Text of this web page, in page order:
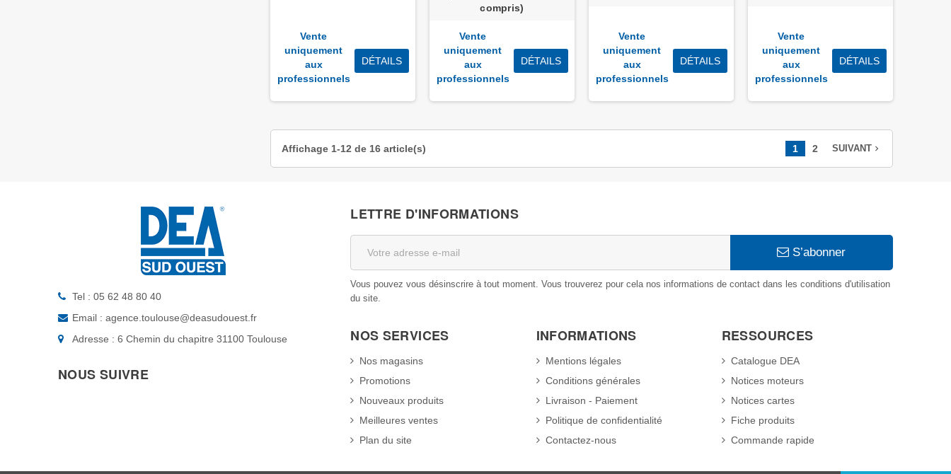
Vente
uniquement
aux
professionnels
DÉTAILS
compris)
Vente
uniquement
aux
professionnels
DÉTAILS
Vente
uniquement
aux
professionnels
DÉTAILS
Vente
uniquement
aux
professionnels
DÉTAILS
Affichage 1-12 de 16 article(s) 1 2 SUIVANTnavigate_next
Tel : 05 62 48 80 40
Email : agence.toulouse@deasudouest.fr
Adresse : 6 Chemin du chapitre 31100 Toulouse
NOUS SUIVRE
LETTRE D'INFORMATIONS
S’abonner
Vous pouvez vous désinscrire à tout moment. Vous trouverez pour cela nos informations de contact dans les conditions d'utilisation
du site.
NOS SERVICES
Nos magasins
Promotions
Nouveaux produits
Meilleures ventes
Plan du site
INFORMATIONS
Mentions légales
Conditions générales
Livraison - Paiement
Politique de confidentialité
Contactez-nous
RESSOURCES
Catalogue DEA
Notices moteurs
Notices cartes
Fiche produits
Commande rapide